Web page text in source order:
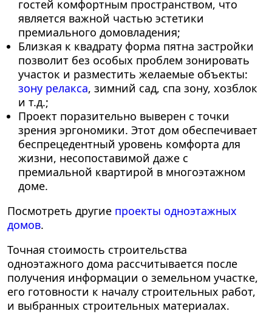
гостей комфортным пространством, что
является важной частью эстетики
премиального домовладения;
Близкая к квадрату форма пятна застройки
позволит без особых проблем зонировать
участок и разместить желаемые объекты:
зону релакса, зимний сад, спа зону, хозблок
и т.д.;
Проект поразительно выверен с точки
зрения эргономики. Этот дом обеспечивает
беспрецедентный уровень комфорта для
жизни, несопоставимой даже с
премиальной квартирой в многоэтажном
доме.
Посмотреть другие проекты одноэтажных
домов.
Точная стоимость строительства
одноэтажного дома рассчитывается после
получения информации о земельном участке,
его готовности к началу строительных работ,
и выбранных строительных материалах.